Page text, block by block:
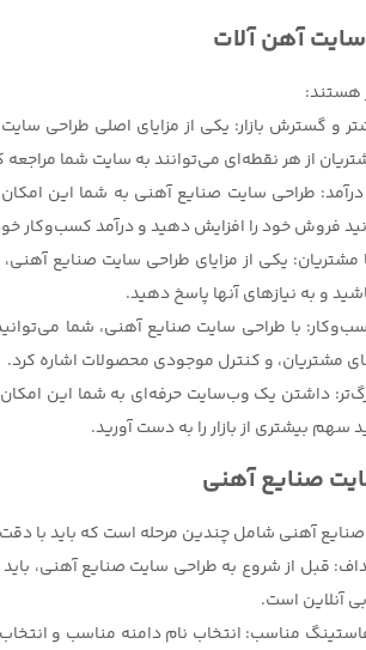
آهن آلات
هستند:
از هر نقطه‌ای می‌توانند به سایت شما
طراحی سایت صنایع آهنی به شما این
فروش خود را افزایش دهید و درآمد کسب‌وکار خود
مشتریان: یکی از مزایای طراحی سایت صنایع
و به نیازهای آنها پاسخ دهید.
با طراحی سایت صنایع آهنی، شما
مشتریان، و کنترل موجودی محصولات اشاره کرد.
داشتن یک وب‌سایت حرفه‌ای به شما این
سهم بیشتری از بازار را به دست آورید.
صنایع آهنی
صنایع آهنی شامل چندین مرحله است که باید با
قبل از شروع به طراحی سایت صنایع آهنی،
آنلاین است.
مناسب: انتخاب نام دامنه مناسب و